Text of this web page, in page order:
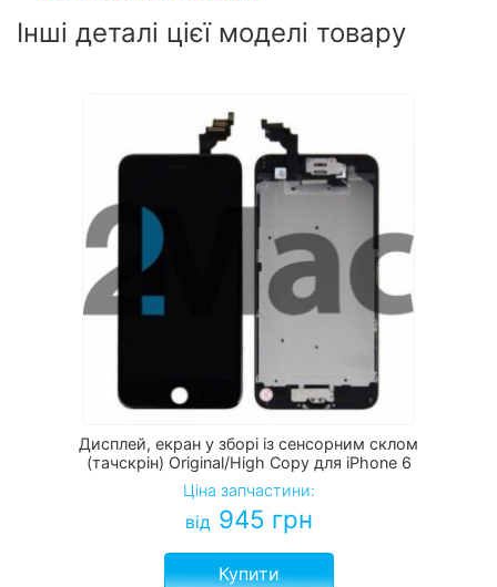
Інші деталі цієї моделі товару
Дисплей, екран у зборі із сенсорним склом
(тачскрін) Original/High Copy для iPhone 6
Ціна запчастини:
від 945 грн
Купити